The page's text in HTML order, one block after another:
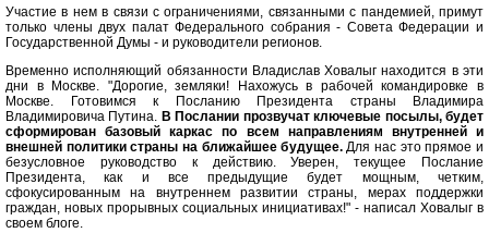
Участие в нем в связи с ограничениями, связанными с пандемией, примут
только члены двух палат Федерального собрания - Совета Федерации и
Государственной Думы - и руководители регионов.
Временно исполняющий обязанности Владислав Ховалыг находится в эти
дни в Москве. "Дорогие, земляки! Нахожусь в рабочей командировке в
Москве. Готовимся к Посланию Президента страны Владимира
Владимировича Путина. В Послании прозвучат ключевые посылы, будет
сформирован базовый каркас по всем направлениям внутренней и
внешней политики страны на ближайшее будущее.Для нас это прямое и
безусловное руководство к действию. Уверен, текущее Послание
Президента, как и все предыдущие будет мощным, четким,
сфокусированным на внутреннем развитии страны, мерах поддержки
граждан, новых прорывных социальных инициативах!" - написал Ховалыг в
своем блоге.